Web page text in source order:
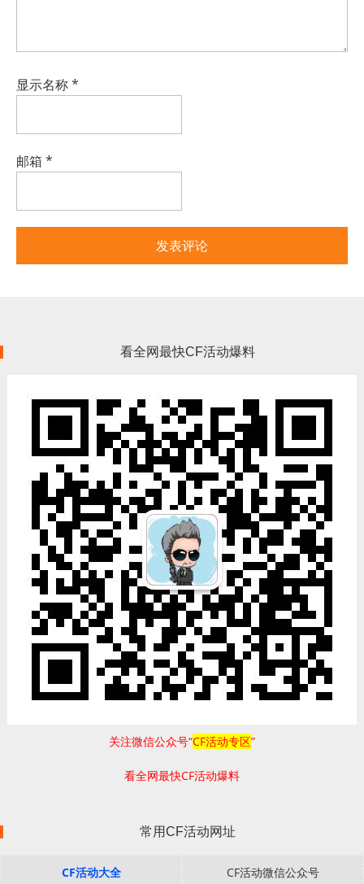
显示名称*
邮箱 *
看全网最快CF活动爆料
关注微信公众号“CF活动专区”
看全网最快CF活动爆料
常用CF活动网址
CF活动大全 CF活动微信公众号